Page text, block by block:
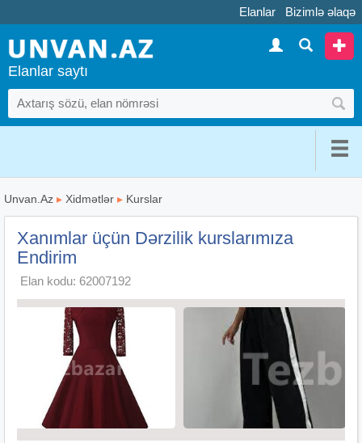
Elanlar Bizimlə əlaqə
Elanlar saytı
Unvan.Az ▸ Xidmətlər ▸ Kurslar
Xanımlar üçün Dərzilik kurslarımıza
Endirim
Elan kodu: 62007192